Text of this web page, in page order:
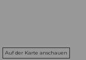
Auf der Karte anschauen